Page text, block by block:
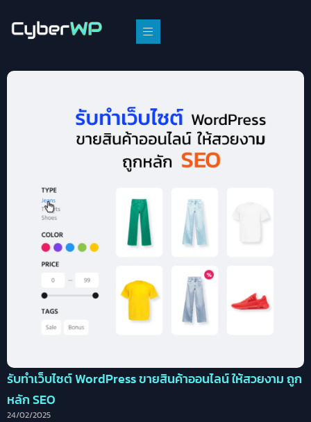
รับทำเว็บไซต์ WordPress ขายสินค้าออนไลน์ ให้สวยงาม ถูก
หลัก SEO
24/02/2025